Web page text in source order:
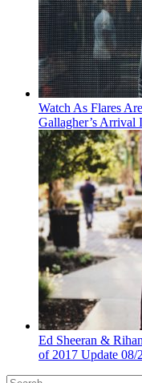
Watch As Flares
Gallagher’s Arrival
Ed Sheeran &
of 2017 Update 08/